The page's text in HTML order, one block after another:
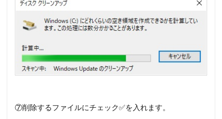
⑦削除するファイルにチェック✅を入れます。